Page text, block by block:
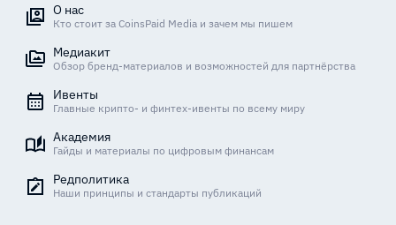
О нас
Кто стоит за CoinsPaid Media и зачем мы пишем
Медиакит
Обзор бренд-материалов и возможностей для партнёрства
Ивенты
Главные крипто- и финтех-ивенты по всему миру
Академия
Гайды и материалы по цифровым финансам
Редполитика
Наши принципы и стандарты публикаций